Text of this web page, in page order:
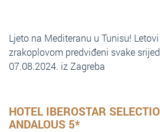
Ljeto na Mediteranu u Tunisu!
zrakoplovom predviđeni svake
07.08.2024. iz Zagreba
HOTEL IBEROSTAR
ANDALOUS 5*